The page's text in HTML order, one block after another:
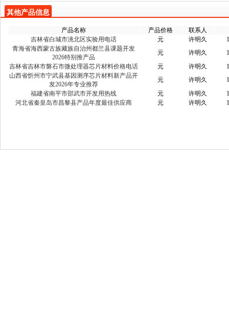
其他产品信息
产品名称 产品价格
联系人
吉林省白城市洮北区实验用电话
元 许明久
青海省海西蒙古族藏族自治州都兰县课题开发
2026特别推产品
元 许明久
吉林省吉林市磐石市微处理器芯片材料价格电话
元 许明久
山西省忻州市宁武县基因测序芯片材料新产品开
发2026年专业推荐
元 许明久
福建省南平市邵武市开发用热线
元 许明久
河北省秦皇岛市昌黎县产品年度最佳供应商
元 许明久